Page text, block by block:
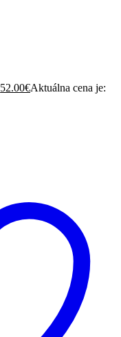
52.00€Aktuálna cena je: